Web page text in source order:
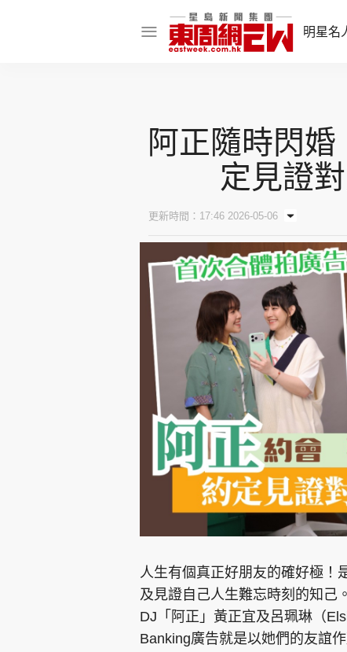
明星名
話題人物
東周食玩通
樂在灣區
飲食玩樂
集團旗下品牌
東周刊 cazbuyer 東Touch
Oh!爸媽 JobMarket 頭條搵工
阿正隨時閃
定見證
更新時間：17:46 2026-05-06
人生有個真正好朋友的確好極！
及見證自己人生難忘時刻的知己
DJ「阿正」黃正宜及呂珮琳（
Banking廣告就是以她們的友誼